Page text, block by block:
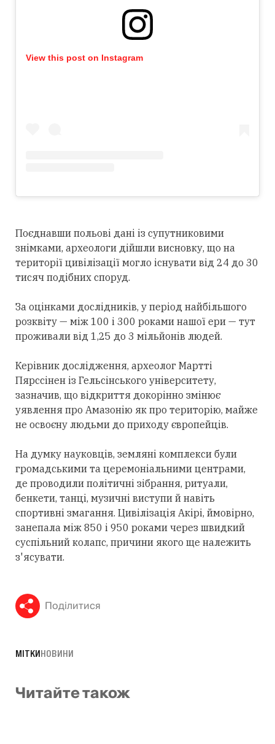
View this post on Instagram
Поєднавши польові дані із супутниковими
знімками, археологи дійшли висновку, що на
території цивілізації могло існувати від 24 до 30
тисяч подібних споруд.
За оцінками дослідників, у період найбільшого
розквіту — між 100 і 300 роками нашої ери — тут
проживали від 1,25 до 3 мільйонів людей.
Керівник дослідження, археолог Мартті
Пярссінен із Гельсінського університету,
зазначив, що відкриття докорінно змінює
уявлення про Амазонію як про територію, майже
не освоєну людьми до приходу європейців.
На думку науковців, земляні комплекси були
громадськими та церемоніальними центрами,
де проводили політичні зібрання, ритуали,
бенкети, танці, музичні виступи й навіть
спортивні змагання. Цивілізація Акірі, ймовірно,
занепала між 850 і 950 роками через швидкий
суспільний колапс, причини якого ще належить
з'ясувати.
Поділитися
МІТКИНОВИНИ
Читайте також